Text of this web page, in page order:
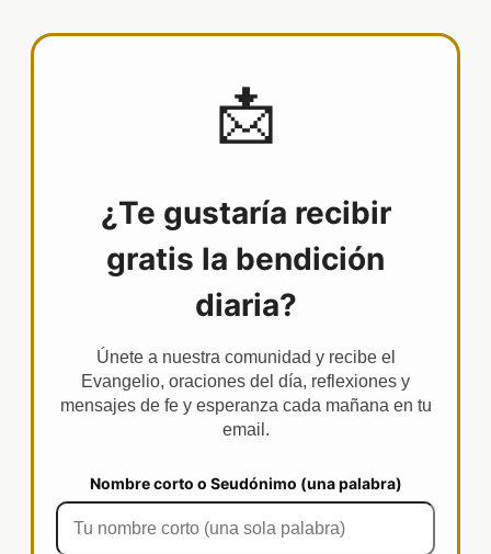
📩
¿Te gustaría recibir
gratis la bendición
diaria?
Únete a nuestra comunidad y recibe el
Evangelio, oraciones del día, reflexiones y
mensajes de fe y esperanza cada mañana en tu
email.
Nombre corto o Seudónimo (una palabra)